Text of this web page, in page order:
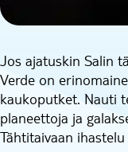
Jos ajatuskin Salin
Verde on
kaukoputket. Nauti
planeettoja ja
Tähtitaivaan